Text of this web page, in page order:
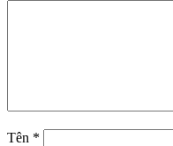
Tên *